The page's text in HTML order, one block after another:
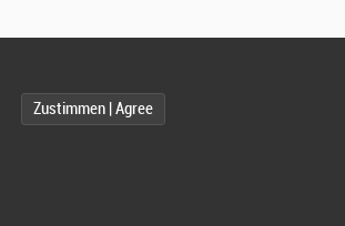
Zustimmen | Agree